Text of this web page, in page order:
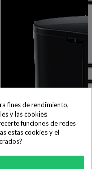
fines de rendimiento,
y las cookies
funciones de redes
estas cookies y el